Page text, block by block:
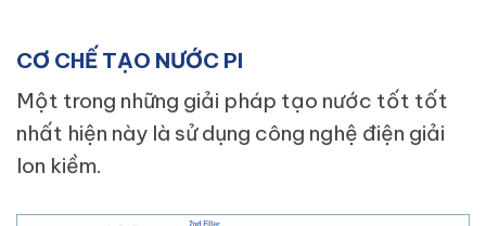
CƠ CHẾ TẠO NƯỚC PI
Một trong những giải pháp tạo nước tốt tốt
nhất hiện này là sử dụng công nghệ điện giải
Ion kiềm.